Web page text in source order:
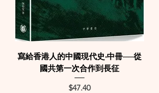
寫給香港人的中國現代史‧中冊──從
國共第一次合作到長征
Price
$47.40